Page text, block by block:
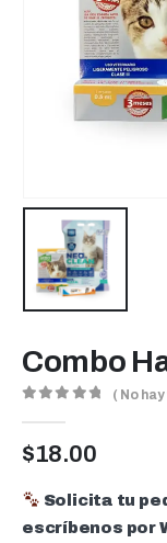
Combo
( No
$18.00
Solicita tu
escríbenos por